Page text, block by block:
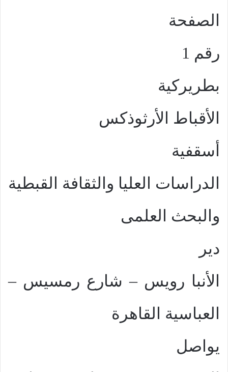
الصفحة
رقم 1
بطريركية
الأقباط الأرثوذكس
أسقفية
الدراسات العليا والثقافة القبطية
والبحث العلمى
دير
الأنبا رويس – شارع رمسيس –
العباسية القاهرة
يواصل